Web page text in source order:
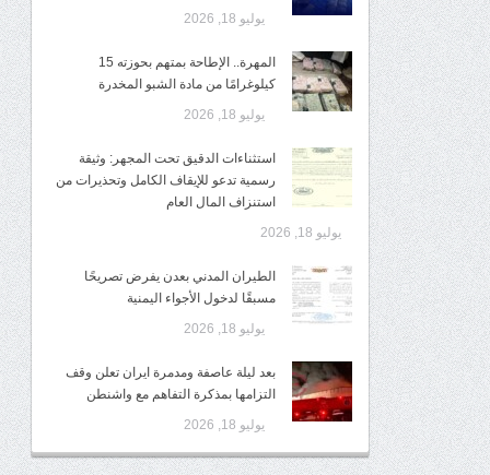
يوليو 18, 2026
المهرة.. الإطاحة بمتهم بحوزته 15
كيلوغرامًا من مادة الشبو المخدرة
يوليو 18, 2026
استثناءات الدقيق تحت المجهر: وثيقة
رسمية تدعو للإيقاف الكامل وتحذيرات من
استنزاف المال العام
يوليو 18, 2026
الطيران المدني بعدن يفرض تصريحًا
مسبقًا لدخول الأجواء اليمنية
يوليو 18, 2026
بعد ليلة عاصفة ومدمرة ايران تعلن وقف
التزامها بمذكرة التفاهم مع واشنطن
يوليو 18, 2026